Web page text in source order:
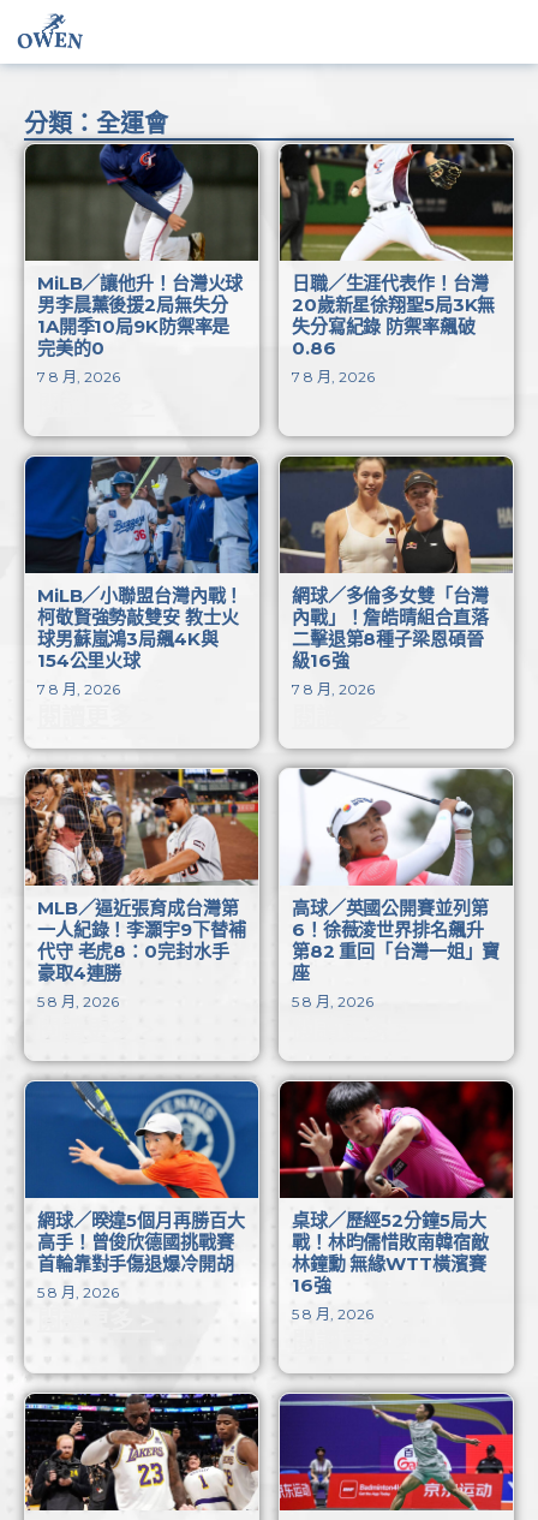
分類：全運會
MiLB／讓他升！台灣火球
男李晨薰後援2局無失分
1A開季10局9K防禦率是
完美的0
7 8 月, 2026
日職／生涯代表作！台灣
20歲新星徐翔聖5局3K無
失分寫紀錄 防禦率飆破
0.86
7 8 月, 2026
MiLB／小聯盟台灣內戰！
柯敬賢強勢敲雙安 教士火
球男蘇嵐鴻3局飆4K與
154公里火球
7 8 月, 2026
網球／多倫多女雙「台灣
內戰」！詹皓晴組合直落
二擊退第8種子梁恩碩晉
級16強
7 8 月, 2026
MLB／逼近張育成台灣第
一人紀錄！李灝宇9下替補
代守 老虎8：0完封水手
豪取4連勝
5 8 月, 2026
高球／英國公開賽並列第
6！徐薇淩世界排名飆升
第82 重回「台灣一姐」寶
座
5 8 月, 2026
網球／暌違5個月再勝百大
高手！曾俊欣德國挑戰賽
首輪靠對手傷退爆冷開胡
5 8 月, 2026
桌球／歷經52分鐘5局大
戰！林昀儒惜敗南韓宿敵
林鐘勳 無緣WTT橫濱賽
16強
5 8 月, 2026